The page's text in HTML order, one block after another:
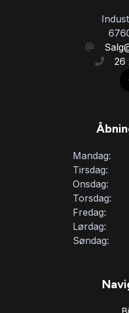
26
Mandag:
Tirsdag:
Onsdag:
Torsdag:
Fredag:
Lørdag:
Søndag: